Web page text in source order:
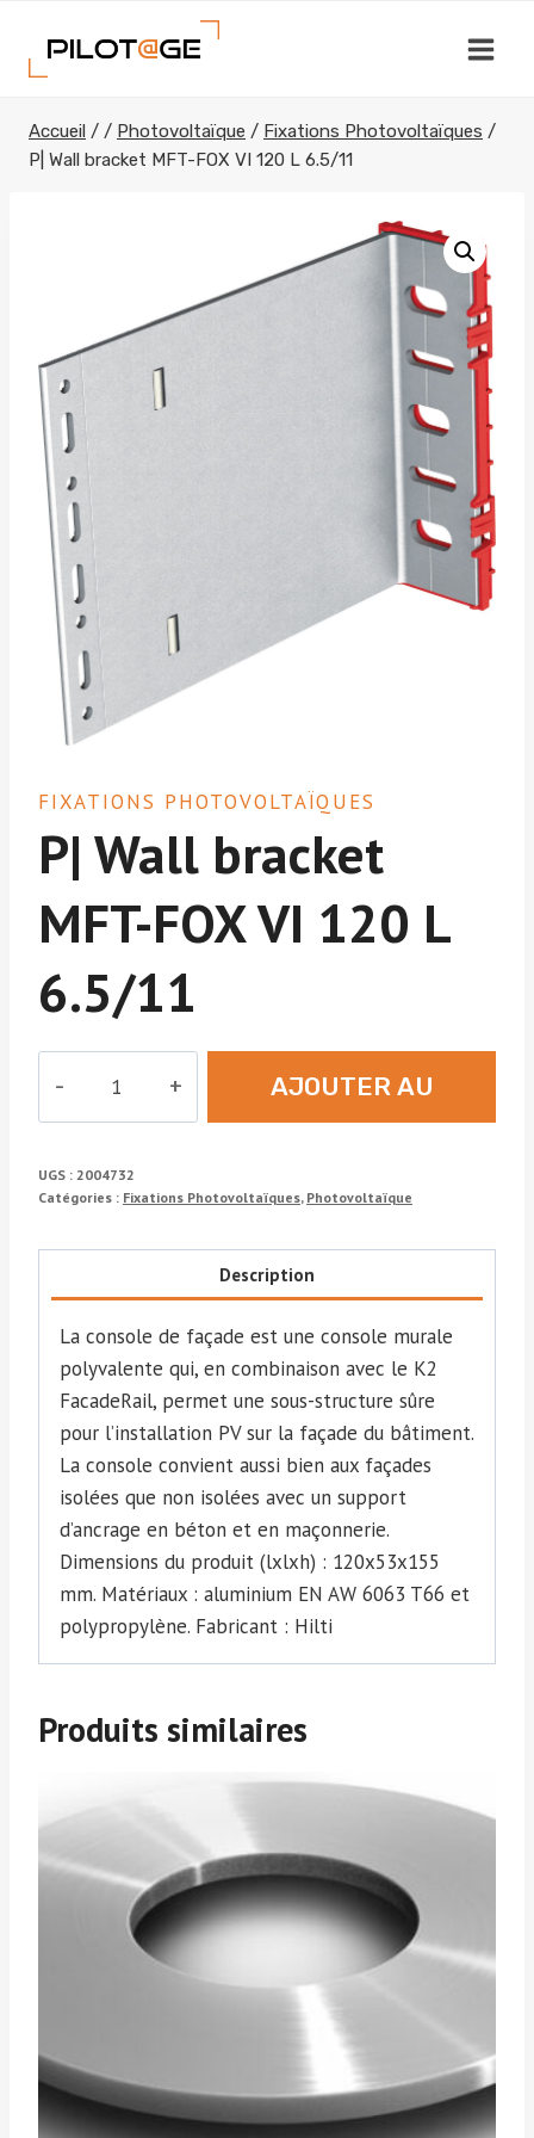
contenu
Accueil / / Photovoltaïque / Fixations Photovoltaïques /
P| Wall bracket MFT-FOX VI 120 L 6.5/11
FIXATIONS PHOTOVOLTAÏQUES
P| Wall bracket
MFT-FOX VI 120 L
6.5/11
P|
bracket
VI
120
6.5/11
AJOUTER AU
UGS : 2004732
Catégories : Fixations Photovoltaïques, Photovoltaïque
Description
La console de façade est une console murale
polyvalente qui, en combinaison avec le K2
FacadeRail, permet une sous-structure sûre
pour l’installation PV sur la façade du bâtiment.
La console convient aussi bien aux façades
isolées que non isolées avec un support
d’ancrage en béton et en maçonnerie.
Dimensions du produit (lxlxh) : 120x53x155
mm. Matériaux : aluminium EN AW 6063 T66 et
polypropylène. Fabricant : Hilti
Produits similaires